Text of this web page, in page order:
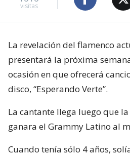
visitas
La revelación del flamenco
presentará la próxima
ocasión en que ofrecerá
disco, “Esperando Verte”.
La cantante llega luego que
ganara el Grammy Latino al
Cuando tenía sólo 4 años,